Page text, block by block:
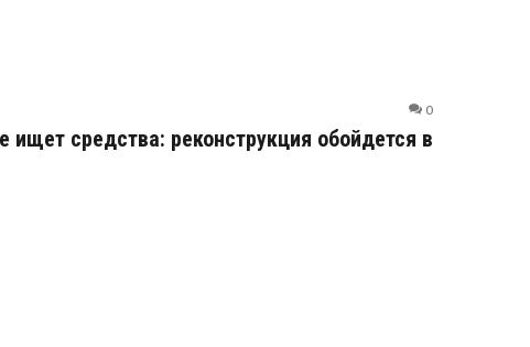
0
средства: реконструкция обойдется в